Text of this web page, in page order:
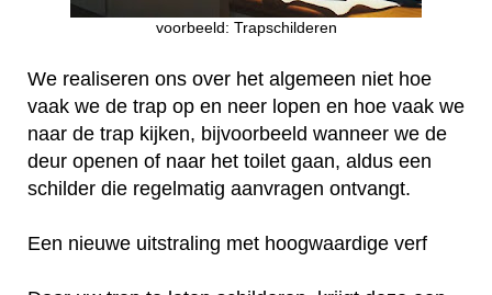
voorbeeld: Trapschilderen
We realiseren ons over het algemeen niet hoe
vaak we de trap op en neer lopen en hoe vaak we
naar de trap kijken, bijvoorbeeld wanneer we de
deur openen of naar het toilet gaan, aldus een
schilder die regelmatig aanvragen ontvangt.
Een nieuwe uitstraling met hoogwaardige verf